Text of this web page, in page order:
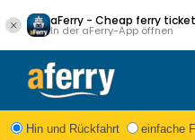
aFerry - Cheap ferry
In der aFerry-App öffnen
Hin und Rückfahrt einfache